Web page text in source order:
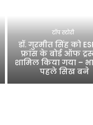
टॉप स्टोरी
डॉ. गुरमीत सिंह को
फ्रांस के बोर्ड ऑफ
शामिल किया गया –
पहले सिख बने